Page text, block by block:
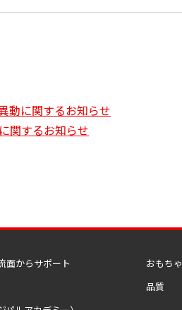
動に関するお知らせ
関するお知らせ
⾯からサポート おもちゃ
品質